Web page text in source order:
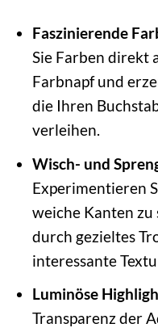
Faszinierende
Sie Farben direkt
Farbnapf und
die Ihren
verleihen.
Wisch- und
Experimentieren
weiche Kanten zu
durch gezieltes
interessante
Luminöse
Transparenz der